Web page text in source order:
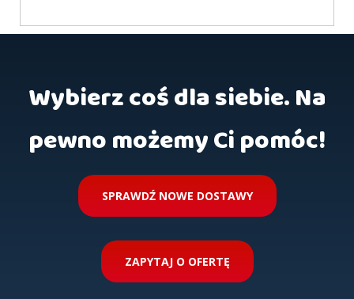
Wybierz coś dla siebie. Na
pewno możemy Ci pomóc!
SPRAWDŹ NOWE DOSTAWY
ZAPYTAJ O OFERTĘ